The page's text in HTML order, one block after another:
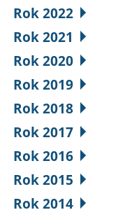
Rok 2022
Rok 2021
Rok 2020
Rok 2019
Rok 2018
Rok 2017
Rok 2016
Rok 2015
Rok 2014